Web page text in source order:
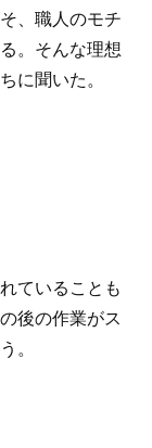
、職人のモチ
。そんな理想
に聞いた。
ていることも
後の作業がス
。